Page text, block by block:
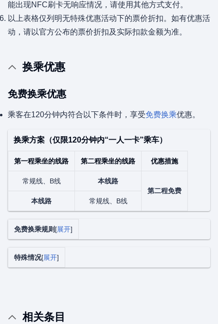
能出现NFC刷卡无响应情况，请使用其他方式支付。
以上表格仅列明无特殊优惠活动下的票价折扣。如有优惠活
动，请以官方公布的票价折扣及实际扣款金额为准。
换乘优惠
免费换乘优惠
乘客在120分钟内符合以下条件时，享受免费换乘优惠。
换乘方案（仅限120分钟内“一人一卡”乘车）
第一程乘坐的线路 第二程乘坐的线路 优惠措施
常规线、B线
本线路
第二程免费
本线路
常规线、B线
展开
免费换乘规则
展开
特殊情况
相关条目